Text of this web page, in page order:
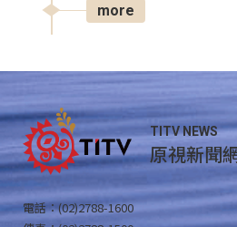
more
TITV NEWS
原視新聞
電話：(02)2788-1600